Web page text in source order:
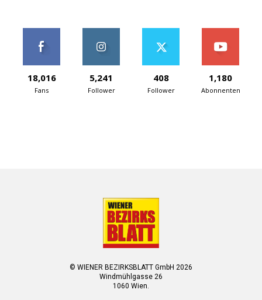
18,016
Fans
5,241
Follower
408
Follower
1,180
Abonnenten
© WIENER BEZIRKSBLATT GmbH 2026
Windmühlgasse 26
1060 Wien.